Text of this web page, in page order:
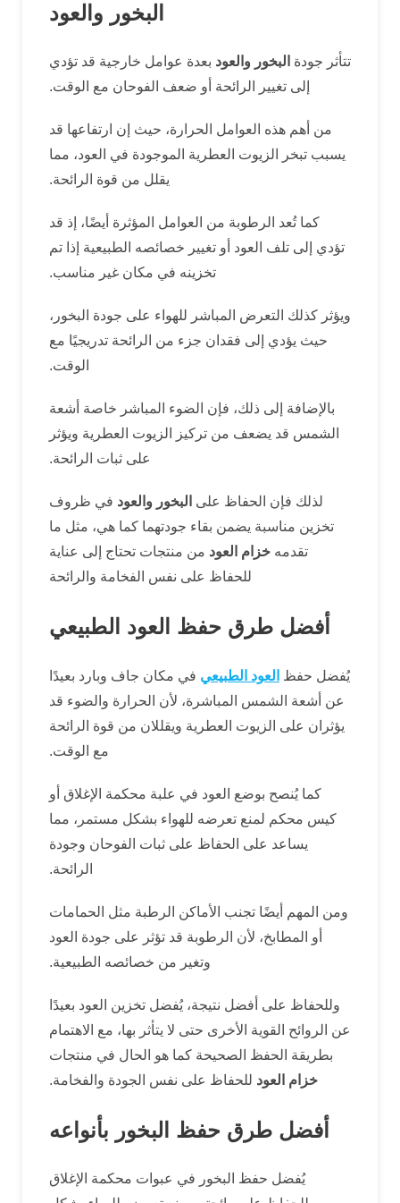
البخور والعود
تتأثر جودة البخور والعود بعدة عوامل خارجية قد تؤدي
إلى تغيير الرائحة أو ضعف الفوحان مع الوقت.
من أهم هذه العوامل الحرارة، حيث إن ارتفاعها قد
يسبب تبخر الزيوت العطرية الموجودة في العود، مما
يقلل من قوة الرائحة.
كما تُعد الرطوبة من العوامل المؤثرة أيضًا، إذ قد
تؤدي إلى تلف العود أو تغيير خصائصه الطبيعية إذا تم
تخزينه في مكان غير مناسب.
ويؤثر كذلك التعرض المباشر للهواء على جودة البخور،
حيث يؤدي إلى فقدان جزء من الرائحة تدريجيًا مع
الوقت.
بالإضافة إلى ذلك، فإن الضوء المباشر خاصة أشعة
الشمس قد يضعف من تركيز الزيوت العطرية ويؤثر
على ثبات الرائحة.
لذلك فإن الحفاظ على البخور والعود في ظروف
تخزين مناسبة يضمن بقاء جودتهما كما هي، مثل ما
تقدمه خزام العود من منتجات تحتاج إلى عناية
للحفاظ على نفس الفخامة والرائحة
أفضل طرق حفظ العود الطبيعي
يُفضل حفظ العود الطبيعي في مكان جاف وبارد بعيدًا
عن أشعة الشمس المباشرة، لأن الحرارة والضوء قد
يؤثران على الزيوت العطرية ويقللان من قوة الرائحة
مع الوقت.
كما يُنصح بوضع العود في علبة محكمة الإغلاق أو
كيس محكم لمنع تعرضه للهواء بشكل مستمر، مما
يساعد على الحفاظ على ثبات الفوحان وجودة
الرائحة.
ومن المهم أيضًا تجنب الأماكن الرطبة مثل الحمامات
أو المطابخ، لأن الرطوبة قد تؤثر على جودة العود
وتغير من خصائصه الطبيعية.
وللحفاظ على أفضل نتيجة، يُفضل تخزين العود بعيدًا
عن الروائح القوية الأخرى حتى لا يتأثر بها، مع الاهتمام
بطريقة الحفظ الصحيحة كما هو الحال في منتجات
خزام العود للحفاظ على نفس الجودة والفخامة.
أفضل طرق حفظ البخور بأنواعه
يُفضل حفظ البخور في عبوات محكمة الإغلاق